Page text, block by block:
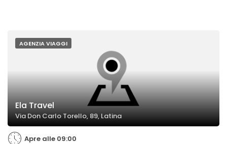
AGENZIA VIAGGI
Ela Travel
Via Don Carlo Torello, 89, Latina
Apre alle 09:00